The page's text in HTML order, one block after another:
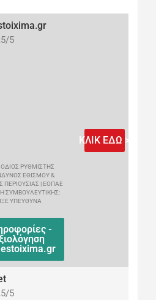
5
ΡΥΘΜΙΣΤΗΣ
ΕΘΙΣΜΟΥ &
ΠΕΡΙΟΥΣΙΑΣ | ΕΟΠΑΕ
ΣΥΜΒΟΥΛΕΥΤΙΚΗΣ:
ΥΠΕΥΘΥΝΑ
-
ΚΛΙΚ ΕΔΩ >
5